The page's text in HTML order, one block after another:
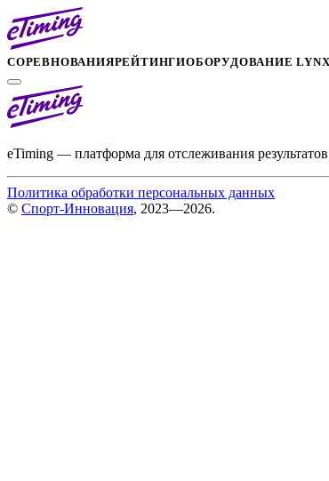
СОРЕВНОВАНИЯРЕЙТИНГИОБОРУДОВАНИЕ
eTiming — платформа для отслеживания
Политика обработки персональных данных
© Спорт-Инновация, 2023—2026.